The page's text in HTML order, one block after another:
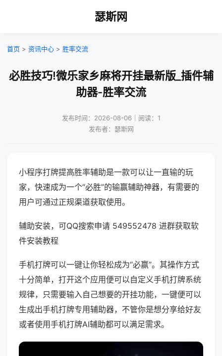
瑟斯网
首页 > 资讯中心 > 胜率交流
必胜技巧!微乐家乡麻将开挂最新版_插件辅
助器-胜率交流
发布时间：2026-08-06｜阅读：1
发布者：瑟斯网
小程序打牌提高胜率辅助是一款可以让一直输的玩
家，快速成为一个“必胜”的输赢辅助神器，有需要的
用户可通过正规渠道获取使用。
辅助安装，可QQ搜索申请 549552478 进群获取软
件安装教程
手机打牌可以一键让你轻松成为“必赢”。其操作方式
十分简单，打开这个应用便可以自定义手机打牌系统
规律，只需要输入自己想要的开挂功能，一键便可以
生成出手机打牌专用辅助器，不管你是想分享给好友
或者使用手机打牌AI辅助都可以满足需求。